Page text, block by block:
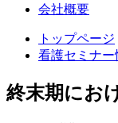
会社概要
トップページ
看護セミナー
終末期にお